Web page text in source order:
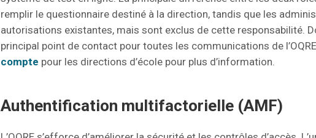
remplir le questionnaire destiné à la direction, tandis que les
autorisations existantes, mais sont exclus de cette responsabilité.
principal point de contact pour toutes les communications de
compte pour les directions d’école pour plus d’information.
Authentification multifactorielle (AMF)